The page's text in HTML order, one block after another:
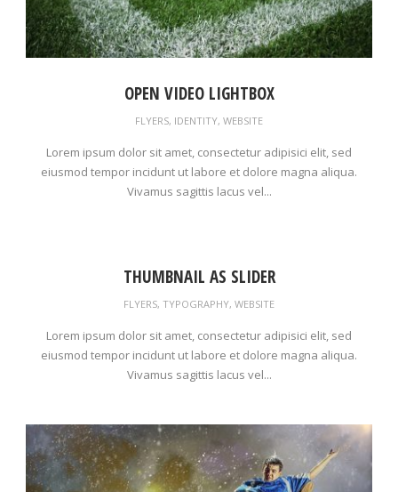
OPEN VIDEO LIGHTBOX
FLYERS, IDENTITY, WEBSITE
Lorem ipsum dolor sit amet, consectetur adipisici elit, sed
eiusmod tempor incidunt ut labore et dolore magna aliqua.
Vivamus sagittis lacus vel...
THUMBNAIL AS SLIDER
FLYERS, TYPOGRAPHY, WEBSITE
Lorem ipsum dolor sit amet, consectetur adipisici elit, sed
eiusmod tempor incidunt ut labore et dolore magna aliqua.
Vivamus sagittis lacus vel...